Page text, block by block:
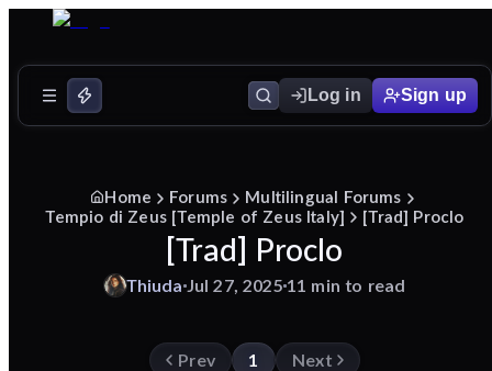
Log in Sign up
Home Forums
Multilingual Forums
Tempio di Zeus [Temple of Zeus Italy]
[Trad] Proclo
[Trad] Proclo
Thiuda Jul 27, 2025 11 min to read
Prev 1 Next